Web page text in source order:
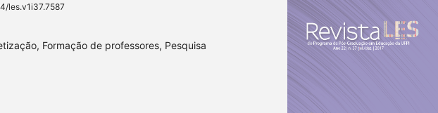
les.v1i37.7587
Formação de professores, Pesquisa